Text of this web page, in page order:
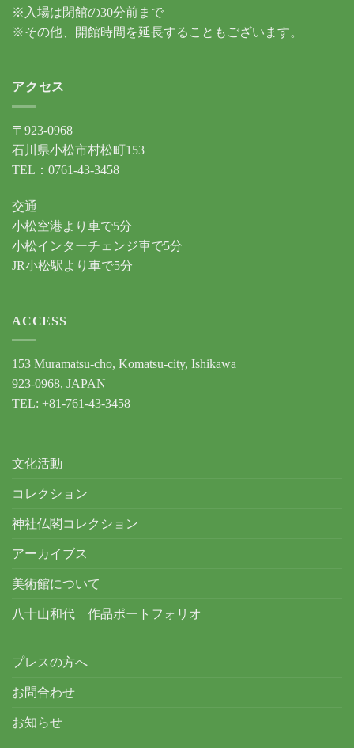
※入場は閉館の30分前まで
※その他、開館時間を延長することもございます。
アクセス
〒923-0968
石川県小松市村松町153
TEL：0761-43-3458
交通
小松空港より車で5分
小松インターチェンジ車で5分
JR小松駅より車で5分
ACCESS
153 Muramatsu-cho, Komatsu-city, Ishikawa
923-0968, JAPAN
TEL: +81-761-43-3458
文化活動
コレクション
神社仏閣コレクション
アーカイブス
美術館について
八十山和代 作品ポートフォリオ
プレスの方へ
お問合わせ
お知らせ